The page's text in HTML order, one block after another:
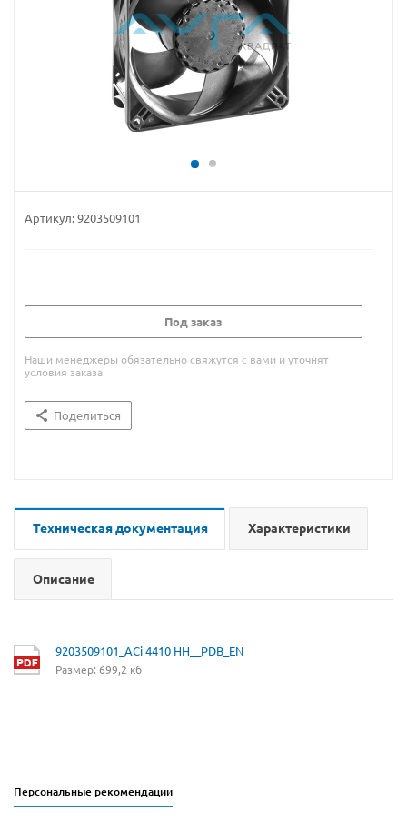
Артикул:9203509101
Под заказ
Наши менеджеры обязательно свяжутся с вами и уточнят
условия заказа
Поделиться
Техническая документация Характеристики
Описание
9203509101_ACi 4410 HH__PDB_EN
Размер: 699,2 кб
Персональные рекомендации